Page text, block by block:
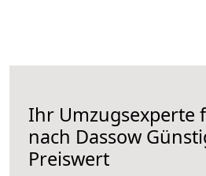
Ihr Umzugsexperte
nach Dassow
Preiswert